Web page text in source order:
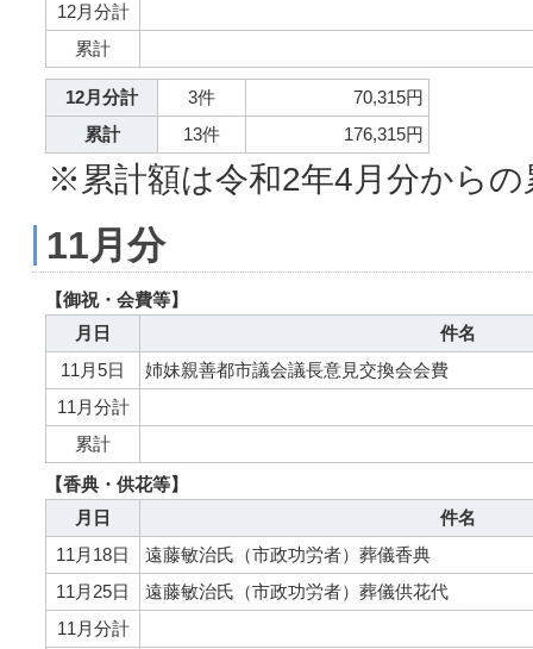
12月分計
累計
12月分計 3件
70,315円
累計
13件 176,315円
※累計額は令和2年4月分からの
11月分
【御祝・会費等】
月日
件名
11月5日
姉妹親善都市議会議長意見交換会会費
11月分計
累計
【香典・供花等】
月日
件名
11月18日
遠藤敏治氏（市政功労者）葬儀香典
11月25日
遠藤敏治氏（市政功労者）葬儀供花代
11月分計